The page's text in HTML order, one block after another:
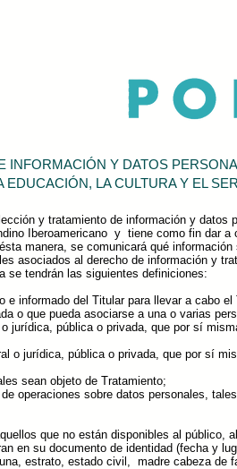
INFORMACIÓN Y DATOS
EDUCACIÓN, LA CULTURA Y EL
y tratamiento de información y
Iberoamericano y tiene como fin dar
manera, se comunicará qué
asociados al derecho de información y
se tendrán las siguientes definiciones:
informado del Titular para llevar a cabo
o que pueda asociarse a una o varias
jurídica, pública o privada, que por sí
o jurídica, pública o privada, que por sí
sean objeto de Tratamiento;
operaciones sobre datos personales,
que no están disponibles al público,
en su documento de identidad (fecha y
estrato, estado civil, madre cabeza de